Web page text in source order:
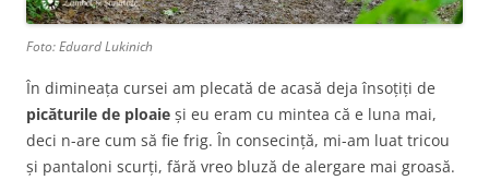
Foto: Eduard Lukinich
În dimineața cursei am plecată de acasă deja însoțiți de
picăturile de ploaie și eu eram cu mintea că e luna mai,
deci n-are cum să fie frig. În consecință, mi-am luat tricou
și pantaloni scurți, fără vreo bluză de alergare mai groasă.